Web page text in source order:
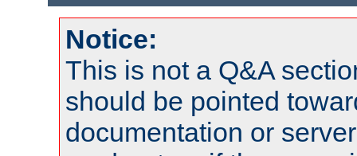
Notice:
This is not a Q&A
should be pointed
documentation or